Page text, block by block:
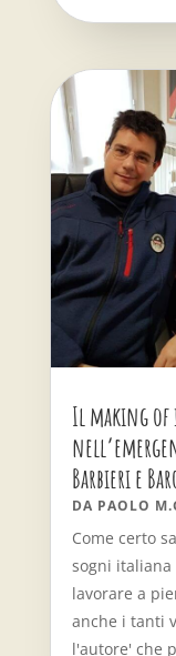
Il making of
Barbieri e
DA PAOLO
Come certo
sogni
lavorare a
anche i tanti
l'autore' che